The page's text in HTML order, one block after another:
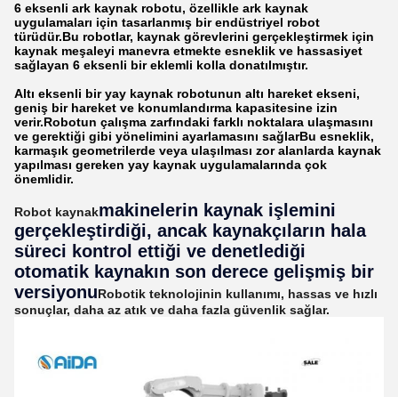
6 eksenli ark kaynak robotu, özellikle ark kaynak
uygulamaları için tasarlanmış bir endüstriyel robot
türüdür.Bu robotlar, kaynak görevlerini gerçekleştirmek için
kaynak meşaleyi manevra etmekte esneklik ve hassasiyet
sağlayan 6 eksenli bir eklemli kolla donatılmıştır.
Altı eksenli bir yay kaynak robotunun altı hareket ekseni,
geniş bir hareket ve konumlandırma kapasitesine izin
verir.Robotun çalışma zarfındaki farklı noktalara ulaşmasını
ve gerektiği gibi yönelimini ayarlamasını sağlarBu esneklik,
karmaşık geometrilerde veya ulaşılması zor alanlarda kaynak
yapılması gereken yay kaynak uygulamalarında çok
önemlidir.
Robot kaynakmakinelerin kaynak işlemini
gerçekleştirdiği, ancak kaynakçıların hala
süreci kontrol ettiği ve denetlediği
otomatik kaynakın son derece gelişmiş bir
versiyonuRobotik teknolojinin kullanımı, hassas ve hızlı
sonuçlar, daha az atık ve daha fazla güvenlik sağlar.